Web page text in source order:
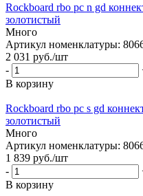
Rockboard rbo pc n gd
золотистый
Много
Артикул номенклатуры:
2 031 руб./шт
-
В корзину
Rockboard rbo pc s gd
золотистый
Много
Артикул номенклатуры:
1 839 руб./шт
-
В корзину